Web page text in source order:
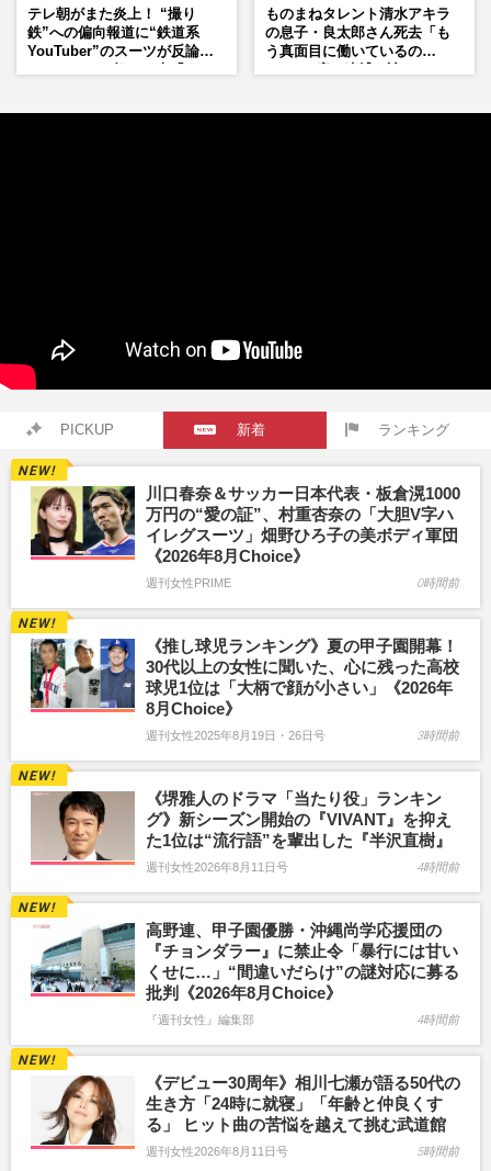
テレ朝がまた炎上！ “撮り
鉄”への偏向報道に“鉄道系
YouTuber”のスーツが反論
ものまねタレント清水アキラ
の息子・良太郎さん死去「も
う真面目に働いているの
PICKUP 新着 ランキング
川口春奈＆サッカー日本代表・板倉滉1000
万円の“愛の証”、村重杏奈の「大胆V字ハ
イレグスーツ」畑野ひろ子の美ボディ軍団
《2026年8月Choice》
週刊女性PRIME 0時間前
《推し球児ランキング》夏の甲子園開幕！
30代以上の女性に聞いた、心に残った高校
球児1位は「大柄で顔が小さい」《2026年
8月Choice》
週刊女性2025年8月19日・26日号 3時間前
《堺雅人のドラマ「当たり役」ランキン
グ》新シーズン開始の『VIVANT』を抑え
た1位は“流行語”を輩出した『半沢直樹』
週刊女性2026年8月11日号 4時間前
高野連、甲子園優勝・沖縄尚学応援団の
『チョンダラー』に禁止令「暴行には甘い
くせに…」“間違いだらけ”の謎対応に募る
批判《2026年8月Choice》
『週刊女性』編集部 4時間前
《デビュー30周年》相川七瀬が語る50代の
生き方「24時に就寝」「年齢と仲良くす
る」 ヒット曲の苦悩を越えて挑む武道館
週刊女性2026年8月11日号 5時間前